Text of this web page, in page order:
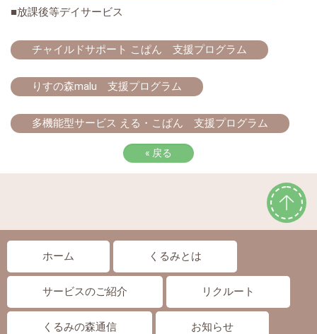
■放課後等デイサービス
チャイルドサポート こぱん 支援プログラム
りすの森malu 支援プログラム
多機能型サービス える・こぱん 支援プログラム
« 戻る
ホーム くるみとは
サービスのご紹介 リクルート
くるみの森通信 お知らせ